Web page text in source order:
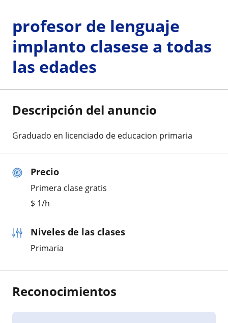
Precio
Primera clase gratis
$ 1/h
Niveles de las clases
Primaria
profesor de lenguaje
implanto clasese a todas
las edades
Descripción del anuncio
Graduado en licenciado de educacion primaria
Reconocimientos